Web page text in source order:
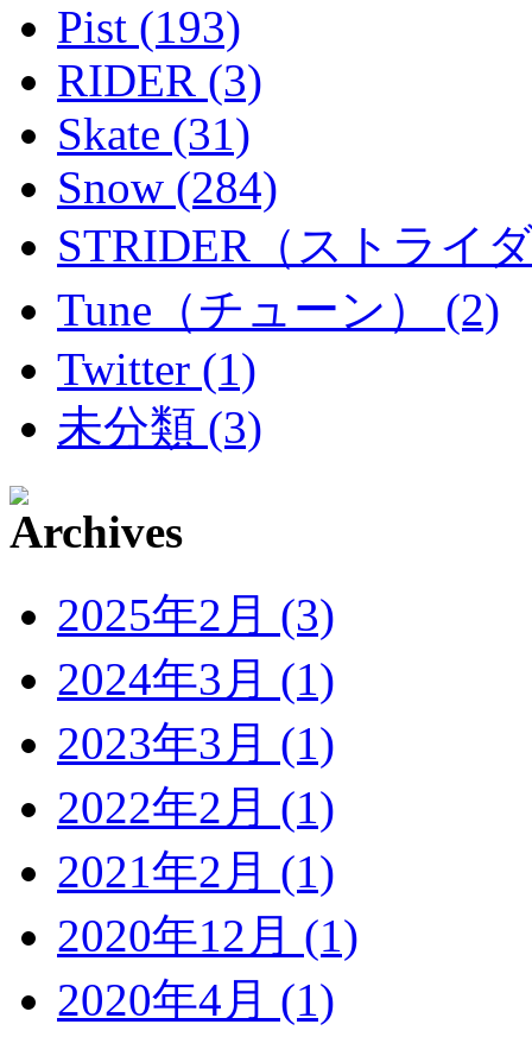
Pist (193)
RIDER (3)
Skate (31)
Snow (284)
STRIDER（ストライ
Tune（チューン） (2)
Twitter (1)
未分類 (3)
2025年2月 (3)
2024年3月 (1)
2023年3月 (1)
2022年2月 (1)
2021年2月 (1)
2020年12月 (1)
2020年4月 (1)